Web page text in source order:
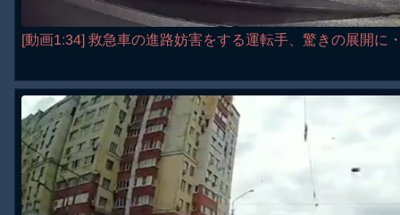
[動画1:34] 救急車の進路妨害をする運転手、驚きの展開に